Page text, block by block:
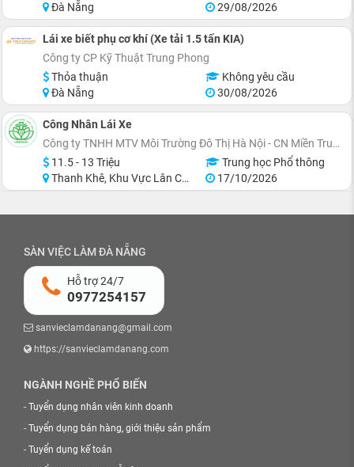
Đà Nẵng
29/08/2026
Lái xe biết phụ cơ khí (Xe tải 1.5 tấn KIA)
Công ty CP Kỹ Thuật Trung Phong
Thỏa thuận
Không yêu cầu
Đà Nẵng
30/08/2026
Công Nhân Lái Xe
Công ty TNHH MTV Môi Trường Đô Thị Hà Nội - CN Miền Trung
11.5 - 13 Triệu
Trung học Phổ thông
Thanh Khê, Khu Vực Lân Cận Đà Nẵng
17/10/2026
SÀN VIỆC LÀM ĐÀ NẴNG
Hỗ trợ 24/7
0977254157
sanvieclamdanang@gmail.com
https://sanvieclamdanang.com
NGÀNH NGHỀ PHỔ BIẾN
- Tuyển dụng nhân viên kinh doanh
- Tuyển dụng bán hàng, giới thiệu sản phẩm
- Tuyển dụng kế toán